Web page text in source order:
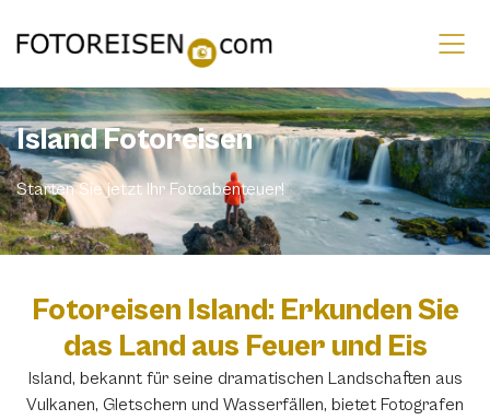
Island Fotoreisen
Starten Sie jetzt Ihr Fotoabenteuer!
Fotoreisen Island: Erkunden Sie
das Land aus Feuer und Eis
Island, bekannt für seine dramatischen Landschaften aus
Vulkanen, Gletschern und Wasserfällen, bietet Fotografen